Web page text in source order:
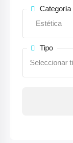
Categoría
Tipo